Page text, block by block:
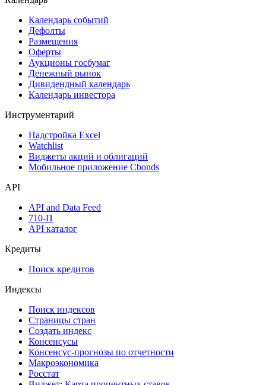
Дивидендный календарь
Календарь
Календарь событий
Дефолты
Размещения
Оферты
Денежный рынок
Календарь инвестора
Инструментарий
Мобильное приложение Cbonds
API
API and Data Feed
API каталог
Кредиты
Поиск кредитов
Индексы
Поиск индексов
Страницы стран
Создать индекс
Консенсусы